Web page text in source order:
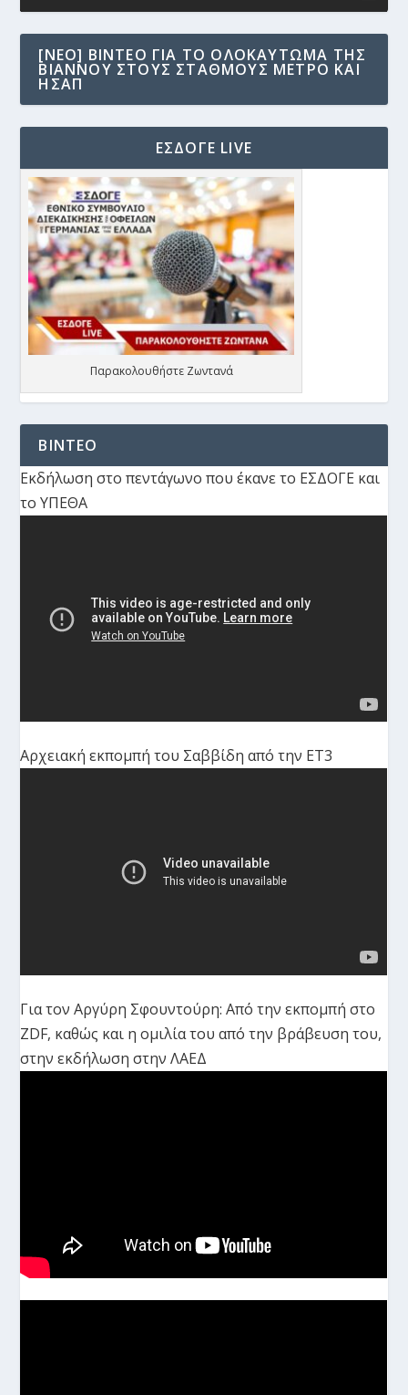
[NEO] ΒΊΝΤΕΟ ΓΙΑ ΤΟ ΟΛΟΚΑΎΤΩΜΑ ΤΗΣ
ΒΙΆΝΝΟΥ ΣΤΟΥΣ ΣΤΑΘΜΟΎΣ ΜΕΤΡΟ ΚΑΙ
ΗΣΑΠ
ΕΣΔΟΓΕ LIVE
Παρακολουθήστε Ζωντανά
ΒΙΝΤΕΟ
Εκδήλωση στο πεντάγωνο που έκανε το ΕΣΔΟΓΕ και
το ΥΠΕΘΑ
Αρχειακή εκπομπή του Σαββίδη από την ΕΤ3
Για τον Αργύρη Σφουντούρη: Από την εκπομπή στο
ZDF, καθώς και η ομιλία του από την βράβευση του,
στην εκδήλωση στην ΛΑΕΔ